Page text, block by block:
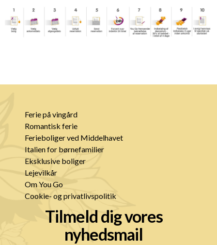
Ferie på vingård
Romantisk ferie
Ferieboliger ved Middelhavet
Italien for børnefamilier
Eksklusive boliger
Lejevilkår
Om You Go
Cookie- og privatlivspolitik
Tilmeld dig vores
nyhedsmail